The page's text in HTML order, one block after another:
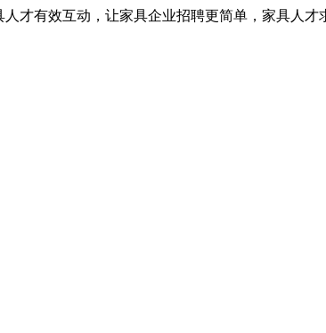
才有效互动，让家具企业招聘更简单，家具人才